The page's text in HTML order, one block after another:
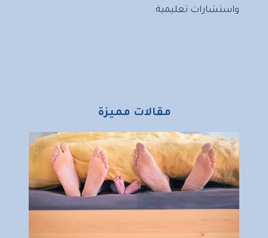
واستشارات تعليمية.
مقالات مميزة